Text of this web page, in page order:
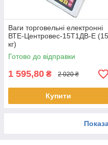
Ваги торговельні електронні
ВТЕ-Центровес-15Т1ДВ-Е (15
кг)
Готово до відправки
1 595,80 ₴ 2 020 ₴
Купити